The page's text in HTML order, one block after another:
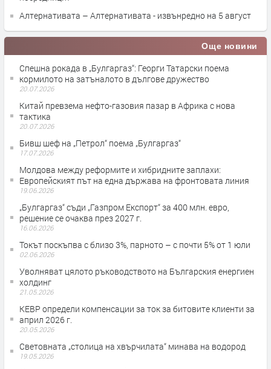
Алтернативата – Алтернативата - извънредно на 5 август
Още новини
Спешна рокада в „Булгаргаз“: Георги Татарски поема
кормилото на затъналото в дългове дружество
20.07.2026
Китай превзема нефто-газовия пазар в Африка с нова
тактика
20.07.2026
Бивш шеф на „Петрол“ поема „Булгаргаз“
17.07.2026
Молдова между реформите и хибридните заплахи:
Европейският път на една държава на фронтовата линия
19.06.2026
„Булгаргаз“ съди „Газпром Експорт“ за 400 млн. евро,
решение се очаква през 2027 г.
16.06.2026
Токът поскъпва с близо 3%, парното – с почти 5% от 1 юли
02.06.2026
Уволняват цялото ръководството на Българския енергиен
холдинг
21.05.2026
КЕВР определи компенсации за ток за битовите клиенти за
април 2026 г.
20.05.2026
Световната „столица на хвърчилата“ минава на водород
19.05.2026